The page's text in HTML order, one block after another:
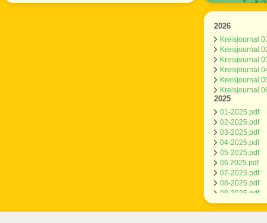
2026
Kreisjournal
Kreisjournal
Kreisjournal
Kreisjournal
Kreisjournal
Kreisjournal
2025
01-2025.pdf
02-2025.pdf
03-2025.pdf
04-2025.pdf
05-2025.pdf
06 2025.pdf
07-2025.pdf
08-2025.pdf
09-2025.pdf
10-2025.pdf
11-2025.pdf